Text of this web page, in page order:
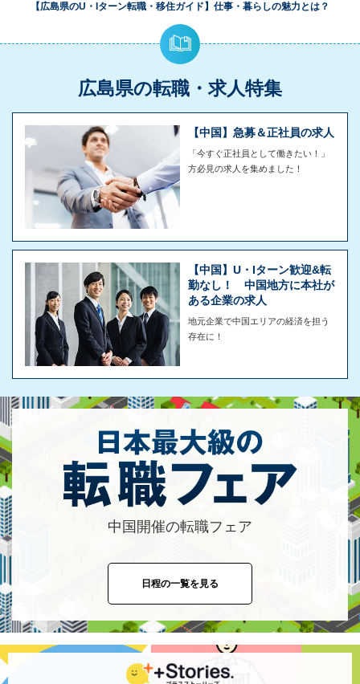
【広島県のU・Iターン転職・移住ガイド】仕事・暮らしの魅力とは？
広島県の転職・求人特集
【中国】急募＆正社員の求人
「今すぐ正社員として働きたい！」
方必見の求人を集めました！
【中国】U・Iターン歓迎&転
勤なし！ 中国地方に本社が
ある企業の求人
地元企業で中国エリアの経済を担う
存在に！
中国開催の転職フェア
日程の一覧を見る